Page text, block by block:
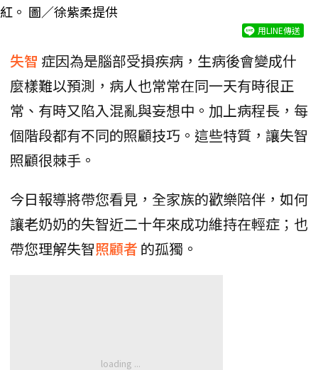
紅。 圖／徐紫柔提供
用LINE傳送
失智 症因為是腦部受損疾病，生病後會變成什
麼樣難以預測，病人也常常在同一天有時很正
常、有時又陷入混亂與妄想中。加上病程長，每
個階段都有不同的照顧技巧。這些特質，讓失智
照顧很棘手。
今日報導將帶您看見，全家族的歡樂陪伴，如何
讓老奶奶的失智近二十年來成功維持在輕症；也
帶您理解失智照顧者 的孤獨。